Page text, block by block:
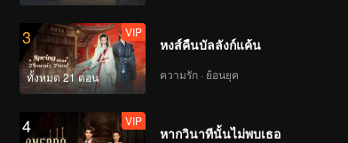
3
ทั้งหมด 21 ตอน
VIP
หงส์คืนบัลลังก์แค้น
ความรัก · ย้อนยุค
4 VIP
หากวินาทีนั้นไม่พบเธอ